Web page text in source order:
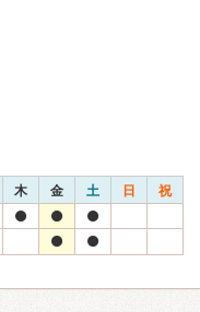
木 金 土 日 祝